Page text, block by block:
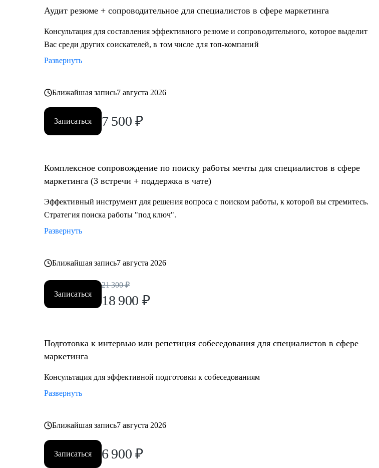
Аудит резюме + сопроводительное для специалистов в сфере маркетинга
Консультация для составления эффективного резюме и сопроводительного, которое выделит
Вас среди других соискателей, в том числе для топ-компаний
Развернуть
Ближайшая запись7 августа 2026
Записаться 7 500 ₽
Комплексное сопровождение по поиску работы мечты для специалистов в сфере
маркетинга (3 встречи + поддержка в чате)
Эффективный инструмент для решения вопроса с поиском работы, к которой вы стремитесь.
Стратегия поиска работы "под ключ".
Развернуть
Ближайшая запись7 августа 2026
Записаться
21 300 ₽
18 900 ₽
Подготовка к интервью или репетиция собеседования для специалистов в сфере
маркетинга
Консультация для эффективной подготовки к собеседованиям
Развернуть
Ближайшая запись7 августа 2026
Записаться 6 900 ₽